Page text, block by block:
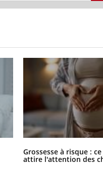
Grossesse à risque :
attire l'attention des